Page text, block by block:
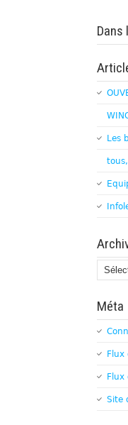
Dans
Les
Méta
Flux
Flux
Site